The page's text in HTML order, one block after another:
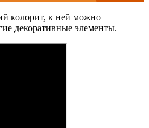
колорит, к ней можно
декоративные элементы.